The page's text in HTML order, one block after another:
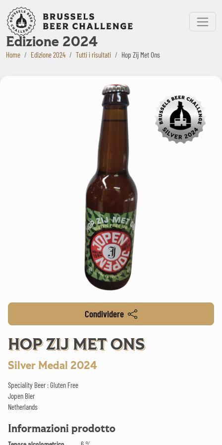
Bruxelles Beer Challenge
Menu
Edizione 2024
Home Edizione 2024 Tutti i risultati Hop Zij Met Ons
Condividere
HOP ZIJ MET ONS
Silver Medal 2024
Speciality Beer : Gluten Free
Jopen Bier
Netherlands
Informazioni prodotto